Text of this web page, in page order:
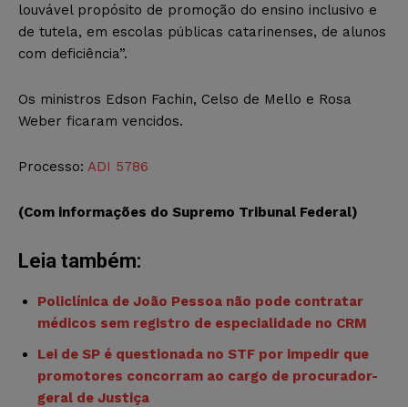
louvável propósito de promoção do ensino inclusivo e
de tutela, em escolas públicas catarinenses, de alunos
com deficiência”.
Os ministros Edson Fachin, Celso de Mello e Rosa
Weber ficaram vencidos.
Processo: ADI 5786
(Com informações do Supremo Tribunal Federal)
Leia também:
Policlínica de João Pessoa não pode contratar
médicos sem registro de especialidade no CRM
Lei de SP é questionada no STF por impedir que
promotores concorram ao cargo de procurador-
geral de Justiça